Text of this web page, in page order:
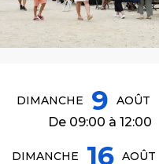
DIMANCHE 9 AOÛT
De 09:00 à 12:00
DIMANCHE 16 AOÛT